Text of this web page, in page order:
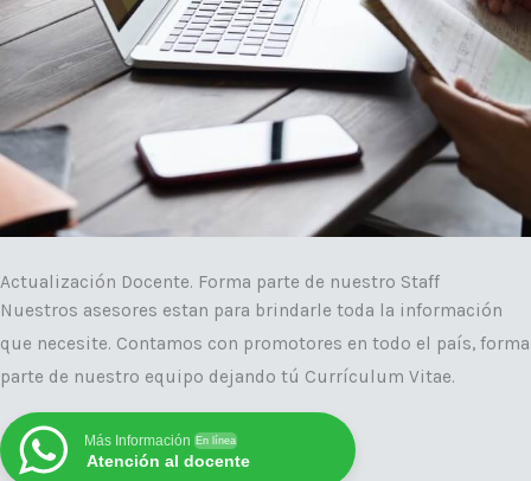
Actualización Docente. Forma parte de nuestro Staff
Nuestros asesores estan para brindarle toda la información
que necesite. Contamos con promotores en todo el país, forma
parte de nuestro equipo dejando tú Currículum Vitae.
Más Información En línea
Atención al docente